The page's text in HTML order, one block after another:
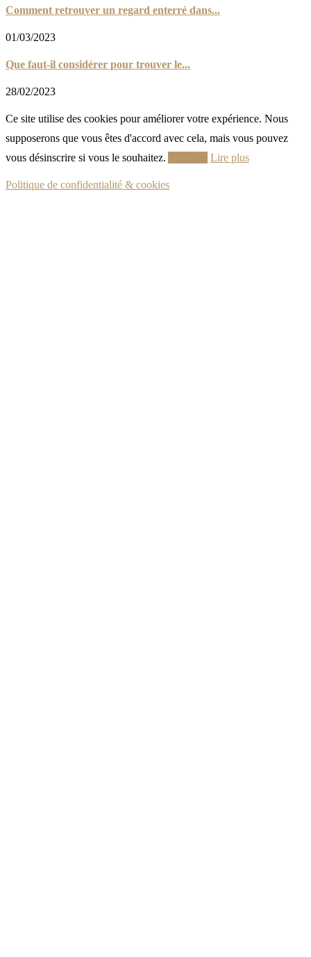
Comment retrouver un regard enterré dans...
01/03/2023
Que faut-il considérer pour trouver le...
28/02/2023
Ce site utilise des cookies pour améliorer votre expérience. Nous
supposerons que vous êtes d'accord avec cela, mais vous pouvez
vous désinscrire si vous le souhaitez.
Lire plus
Politique de confidentialité & cookies